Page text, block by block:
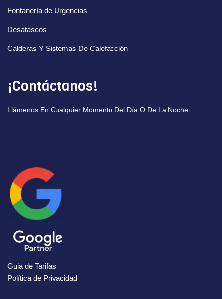
Fontanería de Urgencias
Desatascos
Calderas Y Sistemas De Calefacción
¡Contáctanos!
Llámenos En Cualquier Momento Del Día O De La Noche:
Guia de Tarifas
Política de Privacidad